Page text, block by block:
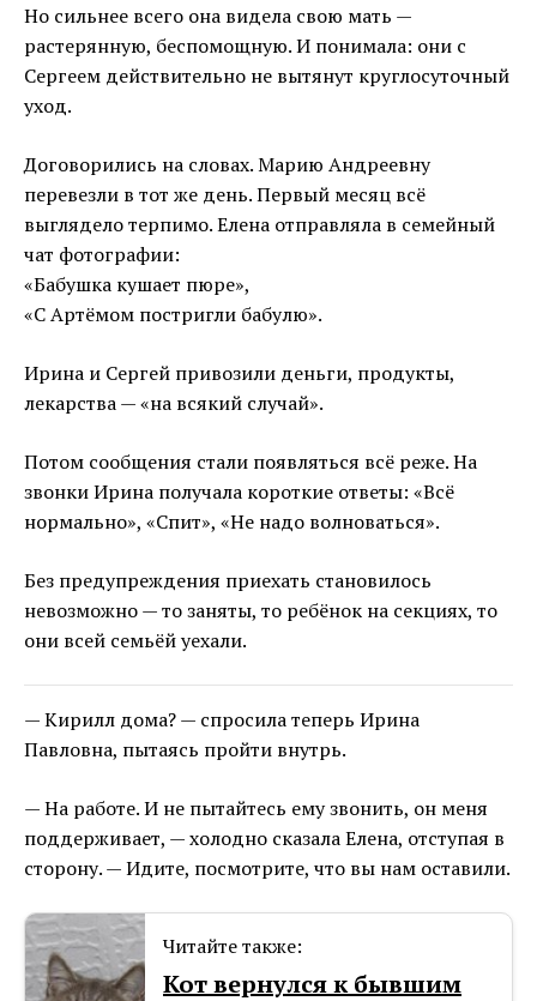
Но сильнее всего она видела свою мать —
растерянную, беспомощную. И понимала: они с
Сергеем действительно не вытянут круглосуточный
уход.
Договорились на словах. Марию Андреевну
перевезли в тот же день. Первый месяц всё
выглядело терпимо. Елена отправляла в семейный
чат фотографии:
«Бабушка кушает пюре»,
«С Артёмом постригли бабулю».
Ирина и Сергей привозили деньги, продукты,
лекарства — «на всякий случай».
Потом сообщения стали появляться всё реже. На
звонки Ирина получала короткие ответы: «Всё
нормально», «Спит», «Не надо волноваться».
Без предупреждения приехать становилось
невозможно — то заняты, то ребёнок на секциях, то
они всей семьёй уехали.
— Кирилл дома? — спросила теперь Ирина
Павловна, пытаясь пройти внутрь.
— На работе. И не пытайтесь ему звонить, он меня
поддерживает, — холодно сказала Елена, отступая в
сторону. — Идите, посмотрите, что вы нам оставили.
Читайте также:
Кот вернулся к бывшим